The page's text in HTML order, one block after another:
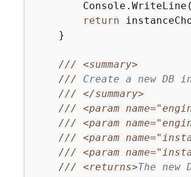
return
    }
///
<summary>
/// Create a new DB
///
</summary>
///
<param
///
<param
///
<param
///
<param
///
<returns>The new